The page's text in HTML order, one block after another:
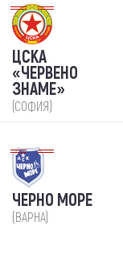
ЦСКА
«ЧЕРВЕНО
ЗНАМЕ»
(СОФИЯ)
ЧЕРНО МОРЕ
(ВАРНА)